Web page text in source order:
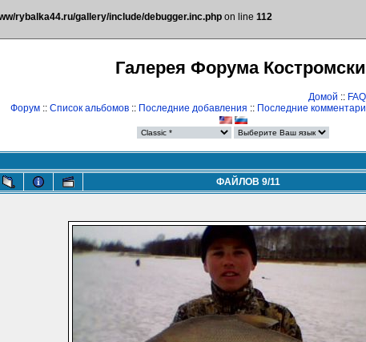
rybalka44.ru/gallery/include/debugger.inc.php on line 112
Галерея Форума
Домой :: FAQ
Форум:: Список альбомов:: Последние добавления :: Последние
ФАЙЛОВ 9/11